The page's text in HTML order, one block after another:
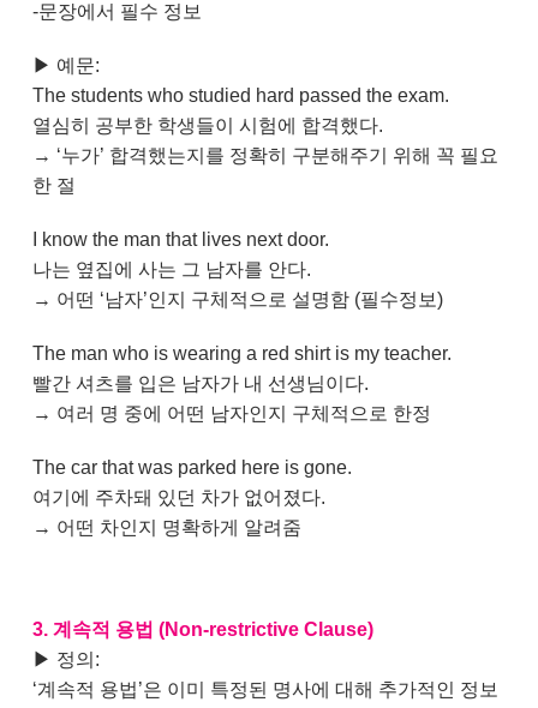
-문장에서 필수 정보
▶ 예문:
The students who studied hard passed the exam.
열심히 공부한 학생들이 시험에 합격했다.
→ ‘누가’ 합격했는지를 정확히 구분해주기 위해 꼭 필요
한 절
I know the man that lives next door.
나는 옆집에 사는 그 남자를 안다.
→ 어떤 ‘남자’인지 구체적으로 설명함 (필수정보)
The man who is wearing a red shirt is my teacher.
빨간 셔츠를 입은 남자가 내 선생님이다.
→ 여러 명 중에 어떤 남자인지 구체적으로 한정
The car that was parked here is gone.
여기에 주차돼 있던 차가 없어졌다.
→ 어떤 차인지 명확하게 알려줌
3. 계속적 용법 (Non-restrictive Clause)
▶ 정의:
‘계속적 용법’은 이미 특정된 명사에 대해 추가적인 정보